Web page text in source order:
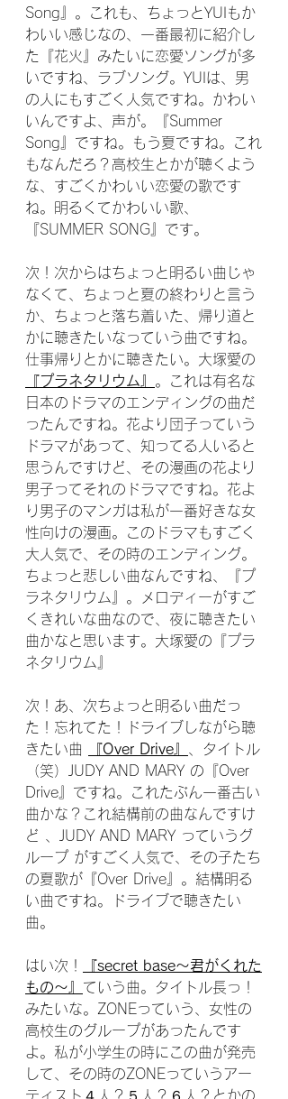
Song』。これも、ちょっとYUIもか
わいい感じなの、一番最初に紹介し
た『花火』みたいに恋愛ソングが多
いですね、ラブソング。YUIは、男
の人にもすごく人気ですね。かわい
いんですよ、声が。『Summer
Song』ですね。もう夏ですね。これ
もなんだろ？高校生とかが聴くよう
な、すごくかわいい恋愛の歌です
ね。明るくてかわいい歌、
『SUMMER SONG』です。
次！次からはちょっと明るい曲じゃ
なくて、ちょっと夏の終わりと言う
か、ちょっと落ち着いた、帰り道と
かに聴きたいなっていう曲ですね。
仕事帰りとかに聴きたい。大塚愛の
『プラネタリウム』 。これは有名な
日本のドラマのエンディングの曲だ
ったんですね。花より団子っていう
ドラマがあって、知ってる人いると
思うんですけど、その漫画の花より
男子ってそれのドラマですね。花よ
り男子のマンガは私が一番好きな女
性向けの漫画。このドラマもすごく
大人気で、その時のエンディング。
ちょっと悲しい曲なんですね、『プ
ラネタリウム』。メロディーがすご
くきれいな曲なので、夜に聴きたい
曲かなと思います。大塚愛の『プラ
ネタリウム』
次！あ、次ちょっと明るい曲だっ
た！忘れてた！ドライブしながら聴
きたい曲
『Over Drive』
、タイトル
（笑）JUDY AND MARY の『Over
Drive』ですね。これたぶん一番古い
曲かな？これ結構前の曲なんですけ
ど 、JUDY AND MARY っていうグ
ループ がすごく人気で、その子たち
の夏歌が『Over Drive』。結構明る
い曲ですね。ドライブで聴きたい
曲。
はい次！
『secret base〜君がくれた
もの〜』 ていう曲。タイトル長っ！
みたいな。ZONEっていう、女性の
高校生のグループがあったんです
よ。私が小学生の時にこの曲が発売
して、その時のZONEっていうアー
ティスト４人？５人？６人？とかの